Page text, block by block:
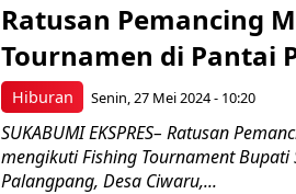
Hiburan
Ratusan Pemancing
Tournamen di Pantai
Senin, 27 Mei 2024 - 10:20
SUKABUMI EKSPRES– Ratusan
mengikuti Fishing Tournament
Palangpang, Desa Ciwaru,...